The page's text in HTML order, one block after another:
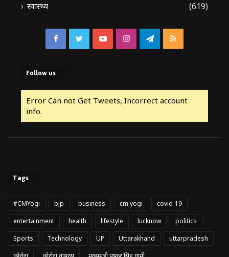
स्वास्थ्य
(619)
FacebookTwitterYouTubeInstagramTelegram
RSS
Follow us
Error Can not Get Tweets, Incorrect account
info.
Tags
#CMYogi bjp business cm yogi
covid-19
entertainment
health lifestyle lucknow
politics
Sports
Technology UP Uttarakhand
uttarpradesh